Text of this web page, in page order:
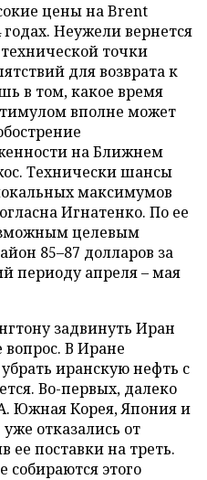
цены на Brent
Неужели вернется
точки
для возврата к
в том, какое время
вполне может
на Ближнем
Технически шансы
максимумов
Игнатенко. По ее
целевым
85–87 долларов за
периоду апреля – мая
задвинуть Иран
В Иране
иранскую нефть с
Во-первых, далеко
Южная Корея, Япония и
отказались от
ее поставки на треть.
этого